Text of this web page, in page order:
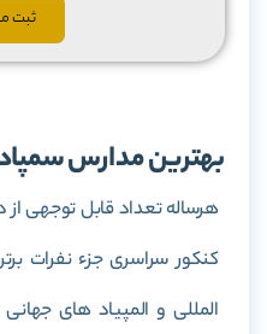
ثبت
بهترین مدارس
هرساله تعداد قابل توجهی از
کنکور سراسری جزء نفرات
المللی و المپیاد های